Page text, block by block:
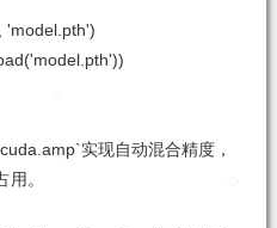
'model.pth')
实现自动混合精度，
。